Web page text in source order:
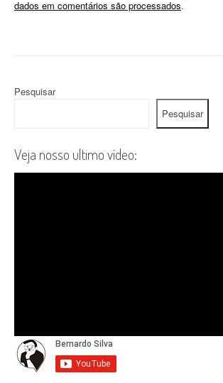
dados em comentários são processados.
Pesquisar
Pesquisar
Veja nosso ultimo vídeo: